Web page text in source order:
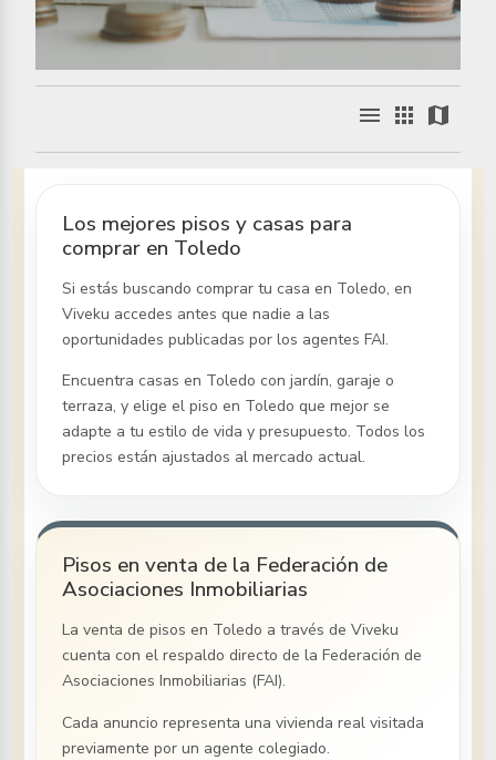
menu apps map
Los mejores pisos y casas para
comprar en Toledo
Si estás buscando comprar tu casaen Toledo, en
Viveku accedes antes que nadie a las
oportunidades publicadas por los agentes FAI.
Encuentra casasen Toledo con jardín, garaje o
terraza, y elige el pisoen Toledo que mejor se
adapte a tu estilo de vida y presupuesto. Todos los
precios están ajustados al mercado actual.
Pisos en venta de la Federación de
Asociaciones Inmobiliarias
La venta de pisosen Toledo a través de Viveku
cuenta con el respaldo directo de la Federación de
Asociaciones Inmobiliarias (FAI).
Cada anuncio representa una vivienda real visitada
previamente por un agente colegiado.